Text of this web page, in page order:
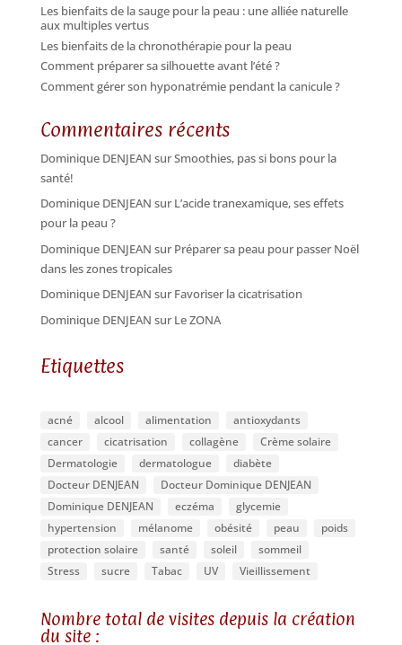
Les bienfaits de la sauge pour la peau : une alliée naturelle
aux multiples vertus
Les bienfaits de la chronothérapie pour la peau
Comment préparer sa silhouette avant l’été ?
Comment gérer son hyponatrémie pendant la canicule ?
Commentaires récents
Dominique DENJEAN surSmoothies, pas si bons pour la
santé!
Dominique DENJEAN surL’acide tranexamique, ses effets
pour la peau ?
Dominique DENJEAN surPréparer sa peau pour passer Noël
dans les zones tropicales
Dominique DENJEAN surFavoriser la cicatrisation
Dominique DENJEAN surLe ZONA
Etiquettes
acné alcool alimentation
antioxydants
cancer
cicatrisation collagène
Crème solaire
Dermatologie
dermatologue
diabète
Docteur DENJEAN
Docteur Dominique DENJEAN
Dominique DENJEAN
eczéma
glycemie
hypertension
mélanome obésité peau
poids
protection solaire
santé soleil
sommeil
Stress
sucre Tabac UV Vieillissement
Nombre total de visites depuis la création
du site :